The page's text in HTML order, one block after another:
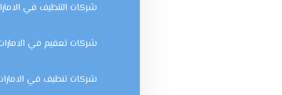
شركات التنظيف في
شركات تعقيم في
شركات تنظيف في